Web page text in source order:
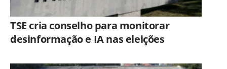
TSE cria conselho para monitorar
desinformação e IA nas eleições